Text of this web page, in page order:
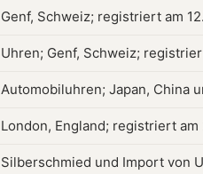
Genf, Schweiz; registriert am
Uhren; Genf, Schweiz;
Automobiluhren; Japan, China
London, England; registriert am
Silberschmied und Import von